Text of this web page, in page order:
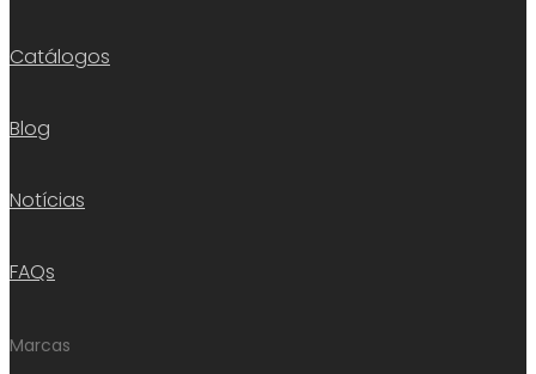
Catálogos
Blog
Notícias
FAQs
Marcas